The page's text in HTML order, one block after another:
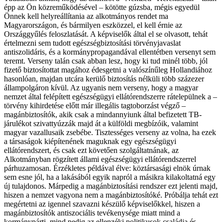
épp az Ön közreműködésével – kötötte gúzsba, mégis egyedül
Önnek kell helyreállítania az alkotmányos rendet ma
Magyarországon, és bármilyen eszközzel, el kell érnie az
Országgyűlés feloszlatását. A képviselők által el se olvasott, tehát
értelmezni sem tudott egészségbiztosítási törvényjavaslat
antiszolidáris, és a kormánypropagandával ellentétben versenyt sem
teremt. Verseny talán csak abban lesz, hogy ki tud minél több, jól
fizető biztosítottat magához édesgetni a valószínűleg Hollandiához
hasonlóan, majdan utcára kerülő biztosítás nélküli több százezer
állampolgáron kívül. Az ugyanis nem verseny, hogy a magyar
nemzet által felépített egészségügyi ellátórendszerre rátelepülnek a –
törvény kihirdetése előtt már illegális tagtoborzást végző –
magánbiztosítók, akik csak a mindannyiunk által befizetett TB-
járulékot szivattyúzzák majd át a külföldi megbízóik, valamint
magyar vazallusaik zsebébe. Tisztességes verseny az volna, ha ezek
a társaságok kiépítenének maguknak egy egészségügyi
ellátórendszert, és csak ezt követően szolgáltatnának, az
Alkotmányban rögzített állami egészségügyi ellátórendszerrel
párhuzamosan. Érzékletes példával élve: köztársasági elnök úrnak
sem esne jól, ha a lakásából egyik napról a másikra kilakoltatná egy
új tulajdonos. Márpedig a magánbiztosítási rendszer ezt jelenti majd,
hiszen a nemzet vagyona nem a magánbiztosítóké. Próbálja tehát ezt
megértetni az igennel szavazni készülő képviselőkkel, hiszen a
magánbiztosítók antiszociális tevékenysége miatt mind a